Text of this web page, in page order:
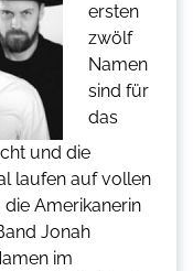
ersten
zwölf
Namen
sind für
das
und die
laufen auf vollen
Amerikanerin
Jonah
im